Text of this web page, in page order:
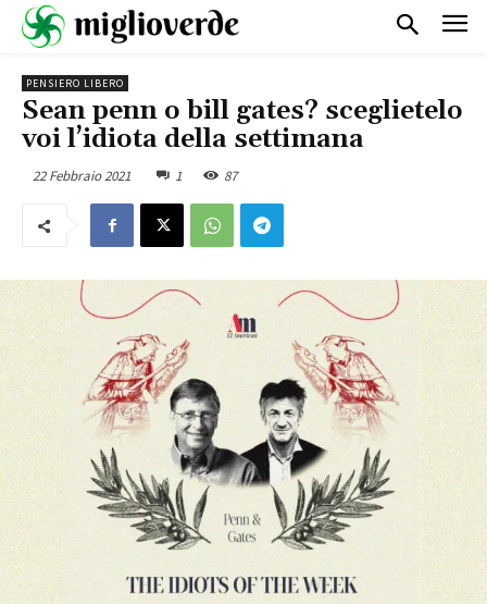
PENSIERO LIBERO
Sean penn o bill gates? sceglietelo
voi l’idiota della settimana
22 Febbraio 2021 1 87